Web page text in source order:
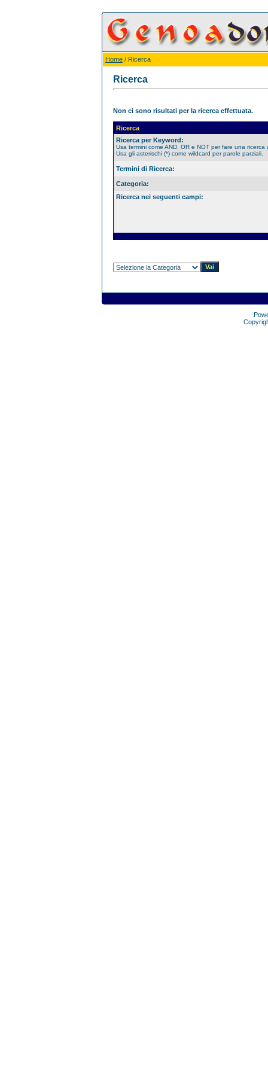
Home / Ricerca
Ricerca
Non ci sono risultati per la ricerca effettuata.
Ricerca
Ricerca per Keyword:
Usa termini come AND, OR e NOT per fare una ricerca
Usa gli asterischi (*) come wildcard per parole parziali.
Termini di Ricerca:
Categoria:
Ricerca nei seguenti campi: